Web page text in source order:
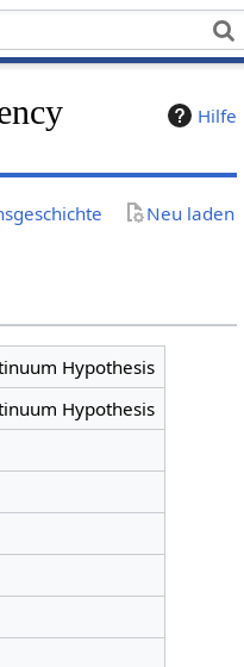
Hilfe
Neu laden
Hypothesis
Hypothesis